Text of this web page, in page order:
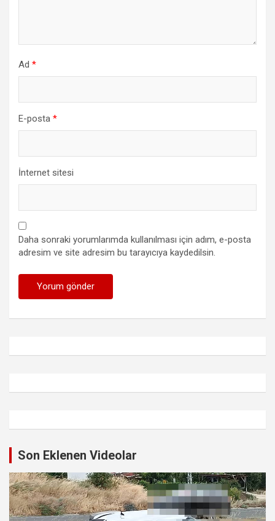
Ad *
E-posta *
İnternet sitesi
Daha sonraki yorumlarımda kullanılması için adım, e-posta
adresim ve site adresim bu tarayıcıya kaydedilsin.
Son Eklenen Videolar